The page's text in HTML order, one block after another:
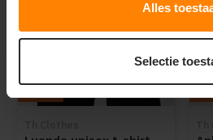
Alles
Selectie